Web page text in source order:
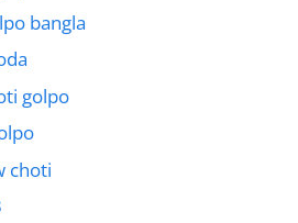
bangla
golpo
choti